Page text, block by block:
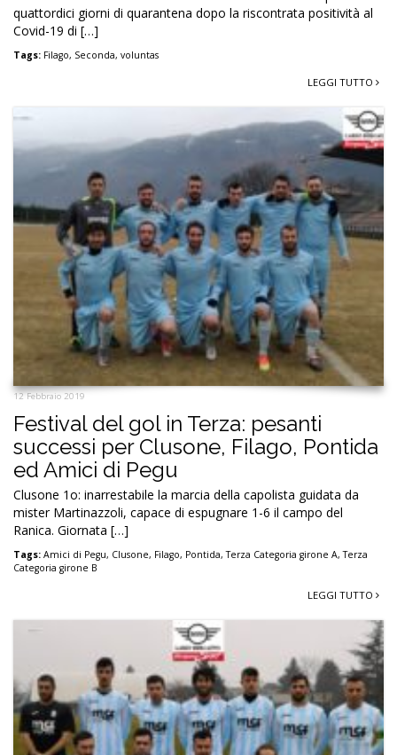
quattordici giorni di quarantena dopo la riscontrata positività al
Covid-19 di […]
Tags: Filago, Seconda, voluntas
LEGGI TUTTO
12 Febbraio 2019
Festival del gol in Terza: pesanti
successi per Clusone, Filago, Pontida
ed Amici di Pegu
Clusone 1o: inarrestabile la marcia della capolista guidata da
mister Martinazzoli, capace di espugnare 1-6 il campo del
Ranica. Giornata […]
Tags: Amici di Pegu, Clusone, Filago, Pontida,Terza Categoria girone A,Terza
Categoria girone B
LEGGI TUTTO